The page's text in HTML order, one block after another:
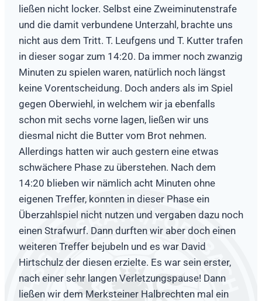
ließen nicht locker. Selbst eine Zweiminutenstrafe
und die damit verbundene Unterzahl, brachte uns
nicht aus dem Tritt. T. Leufgens und T. Kutter trafen
in dieser sogar zum 14:20. Da immer noch zwanzig
Minuten zu spielen waren, natürlich noch längst
keine Vorentscheidung. Doch anders als im Spiel
gegen Oberwiehl, in welchem wir ja ebenfalls
schon mit sechs vorne lagen, ließen wir uns
diesmal nicht die Butter vom Brot nehmen.
Allerdings hatten wir auch gestern eine etwas
schwächere Phase zu überstehen. Nach dem
14:20 blieben wir nämlich acht Minuten ohne
eigenen Treffer, konnten in dieser Phase ein
Überzahlspiel nicht nutzen und vergaben dazu noch
einen Strafwurf. Dann durften wir aber doch einen
weiteren Treffer bejubeln und es war David
Hirtschulz der diesen erzielte. Es war sein erster,
nach einer sehr langen Verletzungspause! Dann
ließen wir dem Merksteiner Halbrechten mal ein